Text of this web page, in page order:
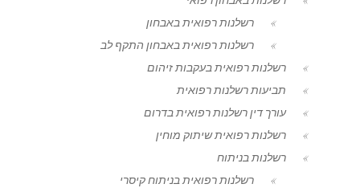
רשלנות רפואית באבחון
רשלנות רפואית באבחון התקף לב
רשלנות רפואית בעקבות זיהום
תביעות רשלנות רפואית
עורך דין רשלנות רפואית בדרום
רשלנות רפואית שיתוק מוחין
רשלנות בניתוח
רשלנות רפואית בניתוח קיסרי